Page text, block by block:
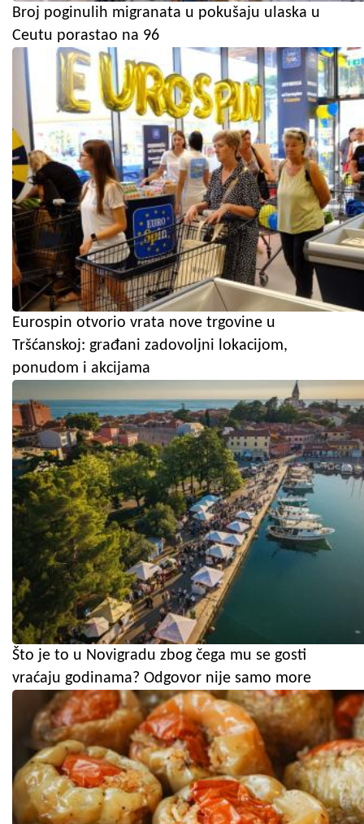
Broj poginulih migranata u pokušaju ulaska u
Ceutu porastao na 96
Eurospin otvorio vrata nove trgovine u
Tršćanskoj: građani zadovoljni lokacijom,
ponudom i akcijama
Što je to u Novigradu zbog čega mu se gosti
vraćaju godinama? Odgovor nije samo more